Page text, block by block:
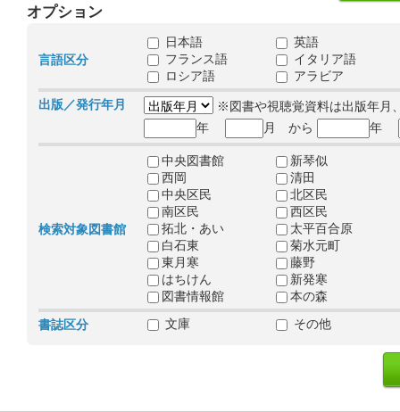
オプション
言語区分
日本語
英語
フランス語
イタリア語
ロシア語
アラビア
出版／発行年月
※図書や視聴覚資料は出版年月
年
月 から 年
検索対象図書館
中央図書館
新琴似
西岡
清田
中央区民
北区民
南区民
西区民
拓北・あい
太平百合原
白石東
菊水元町
東月寒
藤野
はちけん
新発寒
図書情報館
本の森
書誌区分
文庫 その他